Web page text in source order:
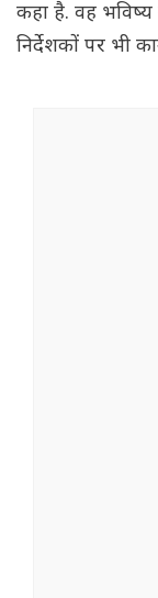
कहा है. वह भविष्य
निर्देशकों पर भी